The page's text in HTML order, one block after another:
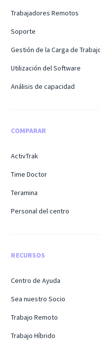
Trabajadores Remotos
Soporte
Gestión de la Carga de
Utilización del Software
Análisis de capacidad
COMPARAR
ActivTrak
Time Doctor
Teramina
Personal del centro
RECURSOS
Centro de Ayuda
Sea nuestro Socio
Trabajo Remoto
Trabajo Híbrido